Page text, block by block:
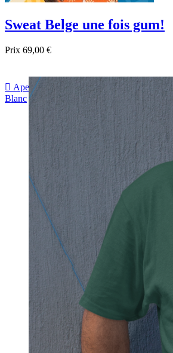
Sweat Belge une fois gum!
Prix 69,00 €
 Aperçu rapide
Blanc Gris Noir Bordeau Rose